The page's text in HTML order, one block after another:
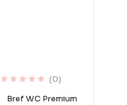
(0)
Bref WC Premium